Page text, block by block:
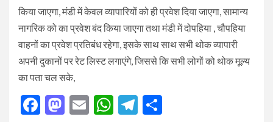
किया जाएगा, मंडी में केवल व्यापारियों को ही प्रवेश दिया जाएगा, सामान्य
नागरिक को का प्रवेश बंद किया जाएगा तथा मंडी में दोपहिया , चौपहिया
वाहनों का प्रवेश प्रतिबंध रहेगा, इसके साथ साथ सभी थोक व्यापारी
अपनी दुकानों पर रेट लिस्ट लगाएंगे, जिससे कि सभी लोगों को थोक मूल्य
का पता चल सके,
Facebook
Mastodon
EmailWhatsApp
Telegram